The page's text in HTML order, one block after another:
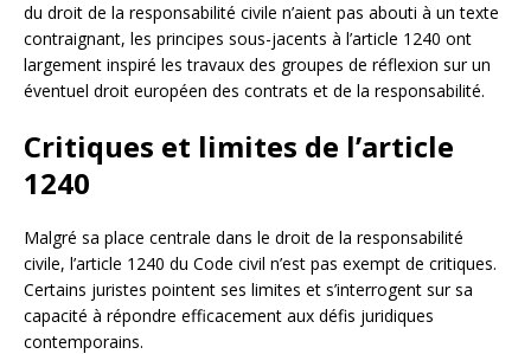
du droit de la responsabilité civile n’aient pas abouti à un texte
contraignant, les principes sous-jacents à l’article 1240 ont
largement inspiré les travaux des groupes de réflexion sur un
éventuel droit européen des contrats et de la responsabilité.
Critiques et limites de l’article
1240
Malgré sa place centrale dans le droit de la responsabilité
civile, l’article 1240 du Code civil n’est pas exempt de critiques.
Certains juristes pointent ses limites et s’interrogent sur sa
capacité à répondre efficacement aux défis juridiques
contemporains.